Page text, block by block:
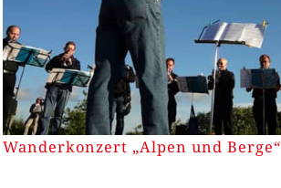
Wanderkonzert „Alpen und Berge“